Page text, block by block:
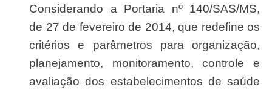
Considerando a Portaria nº 140/SAS/MS,
de 27 de fevereiro de 2014, que redefine os
critérios e parâmetros para organização,
planejamento, monitoramento, controle e
avaliação dos estabelecimentos de saúde